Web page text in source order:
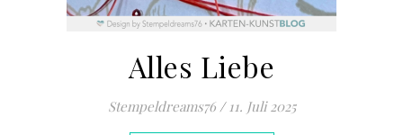
Alles Liebe
Stempeldreams76 / 11. Juli 2025